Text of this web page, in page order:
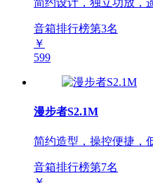
音箱排行榜第3名
￥
599
漫步者S2.1M
简约造型，操控便捷，
音箱排行榜第7名